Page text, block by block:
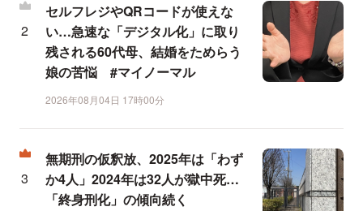
セルフレジやQRコードが使えな
い…急速な「デジタル化」に取り
残される60代母、結婚をためらう
娘の苦悩 #マイノーマル
2026年08月04日 17時00分
無期刑の仮釈放、2025年は「わず
か4人」2024年は32人が獄中死…
「終身刑化」の傾向続く